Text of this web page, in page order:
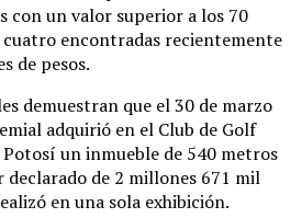
con un valor superior a los 70
cuatro encontradas recientemente
de pesos.
demuestran que el 30 de marzo
adquirió en el Club de Golf
Potosí un inmueble de 540 metros
declarado de 2 millones 671 mil
en una sola exhibición.